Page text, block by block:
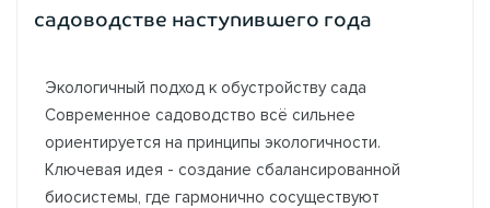
садоводстве наступившего года
Экологичный подход к обустройству сада
Современное садоводство всё сильнее
ориентируется на принципы экологичности.
Ключевая идея - создание сбалансированной
биосистемы, где гармонично сосуществуют